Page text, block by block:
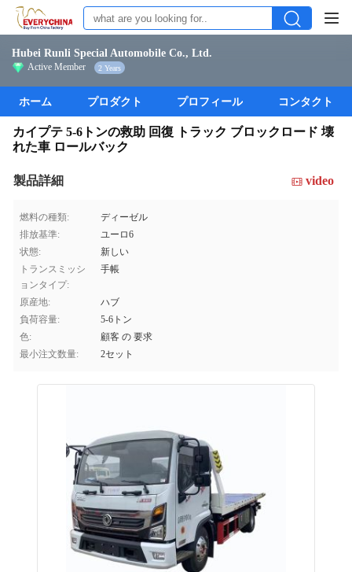
Hubei Runli Special Automobile Co., Ltd.
Active Member 2 Years
ホーム プロダクト プロフィール コンタクト
カイプテ 5-6トンの救助 回復 トラック ブロックロード 壊
れた車 ロールバック
製品詳細 video
燃料の種類:
ディーゼル
排放基準:
ユーロ6
状態:
新しい
トランスミッシ
ョンタイプ:
手帳
原産地:
ハブ
負荷容量:
5-6トン
色:
顧客 の 要求
最小注文数量:
2セット